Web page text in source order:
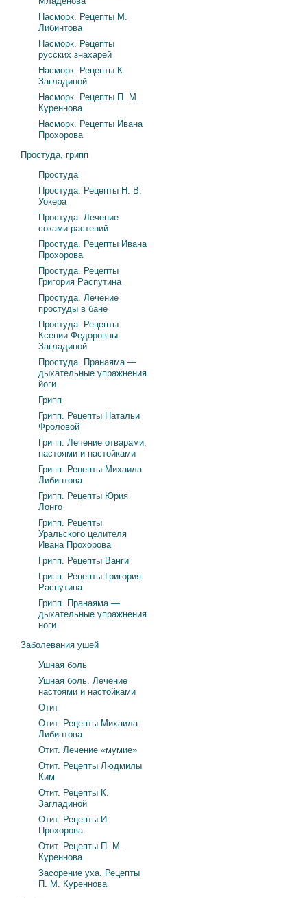
Насморк. Рецепты М.
Либинтова
Насморк. Рецепты
русских знахарей
Насморк. Рецепты К.
Загладиной
Насморк. Рецепты П. М.
Куреннова
Насморк. Рецепты Ивана
Прохорова
Простуда, грипп
Простуда
Простуда. Рецепты Н. В.
Уокера
Простуда. Лечение
соками растений
Простуда. Рецепты Ивана
Прохорова
Простуда. Рецепты
Григория Распутина
Простуда. Лечение
простуды в бане
Простуда. Рецепты
Ксении Федоровны
Загладиной
Простуда. Пранаяма —
дыхательные упражнения
йоги
Грипп
Грипп. Рецепты Натальи
Фроловой
Грипп. Лечение отварами,
настоями и настойками
Грипп. Рецепты Михаила
Либинтова
Грипп. Рецепты Юрия
Лонго
Грипп. Рецепты
Уральского целителя
Ивана Прохорова
Грипп. Рецепты Ванги
Грипп. Рецепты Григория
Распутина
Грипп. Пранаяма —
дыхательные упражнения
ноги
Заболевания ушей
Ушная боль
Ушная боль. Лечение
настоями и настойками
Отит
Отит. Рецепты Михаила
Либинтова
Отит. Лечение «мумие»
Отит. Рецепты Людмилы
Ким
Отит. Рецепты К.
Загладиной
Отит. Рецепты И.
Прохорова
Отит. Рецепты П. М.
Куреннова
Засорение уха. Рецепты
П. М. Куреннова